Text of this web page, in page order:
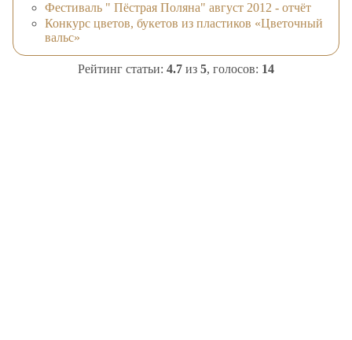
Фестиваль " Пёстрая Поляна" август 2012 - отчёт
Конкурс цветов, букетов из пластиков «Цветочный
вальс»
Рейтинг статьи: 4.7 из 5, голосов: 14